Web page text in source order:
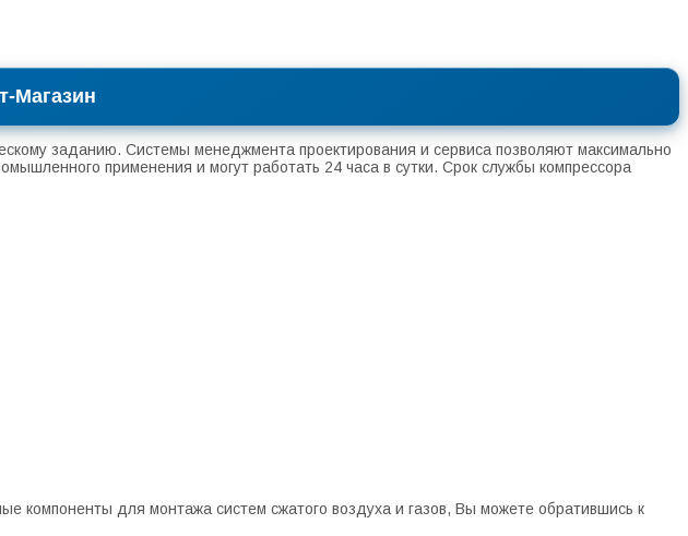
Магазин
заданию. Системы менеджмента проектирования и сервиса позволяют максимально
применения и могут работать 24 часа в сутки. Срок службы компрессора
компоненты для монтажа систем сжатого воздуха и газов, Вы можете обратившись к